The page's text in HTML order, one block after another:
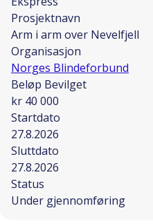
Prosjektnavn
Arm i arm over Nevelfjell
Organisasjon
Norges Blindeforbund
Beløp Bevilget
kr 40 000
Startdato
27.8.2026
Sluttdato
27.8.2026
Status
Under gjennomføring